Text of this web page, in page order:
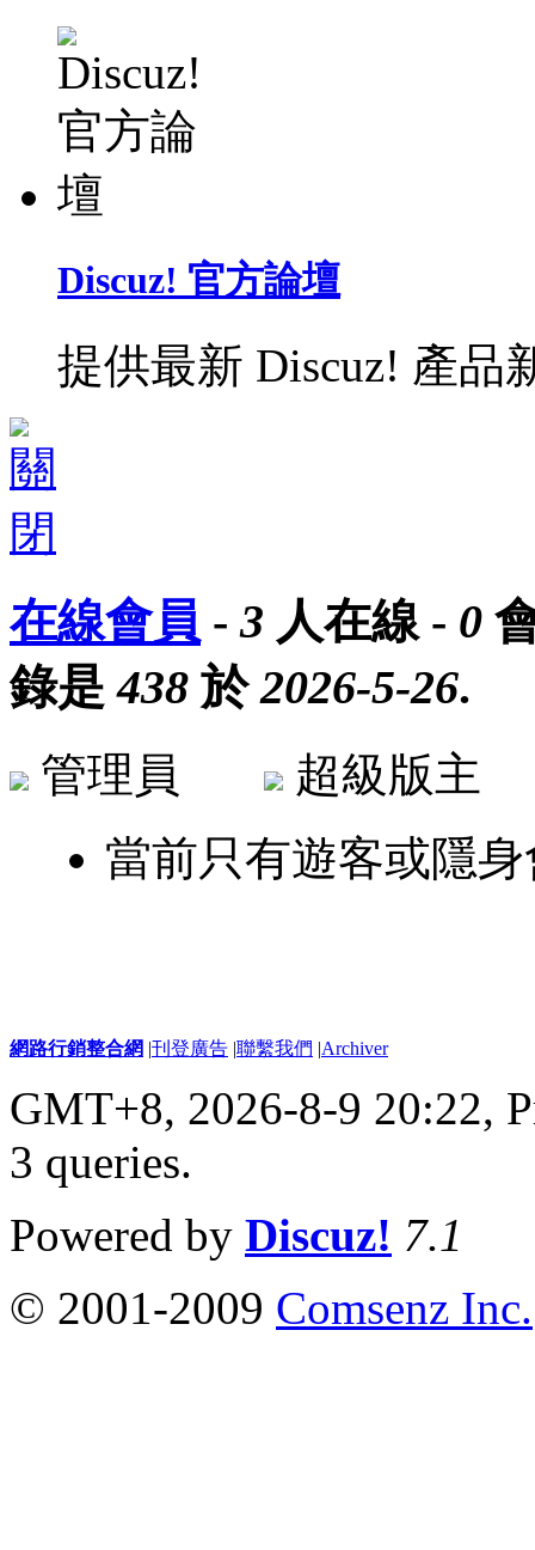
Discuz! 官方論壇
提供最新 Discuz! 產品
在線會員 -3 人在線 - 0
錄是438 於2026-5-26.
管理員
超級版
當前只有遊客或隱
網路行銷整合網 |刊登廣告 |聯繫我們 |Archiver
GMT+8, 2026-8-9 20:22,
3 queries.
Powered by Discuz! 7.1
© 2001-2009 Comsenz Inc.